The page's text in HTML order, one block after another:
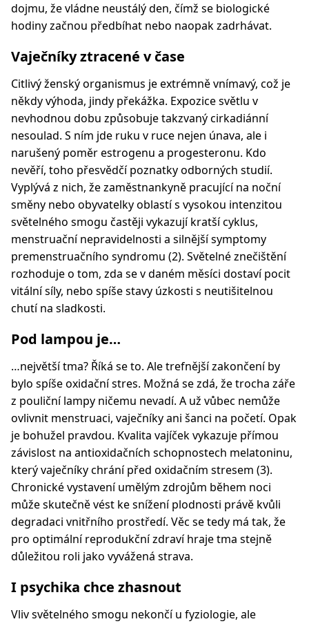
dojmu, že vládne neustálý den, čímž se biologické
hodiny začnou předbíhat nebo naopak zadrhávat.
Vaječníky ztracené v čase
Citlivý ženský organismus je extrémně vnímavý, což je
někdy výhoda, jindy překážka. Expozice světlu v
nevhodnou dobu způsobuje takzvaný cirkadiánní
nesoulad. S ním jde ruku v ruce nejen únava, ale i
narušený poměr estrogenu a progesteronu. Kdo
nevěří, toho přesvědčí poznatky odborných studií.
Vyplývá z nich, že zaměstnankyně pracující na noční
směny nebo obyvatelky oblastí s vysokou intenzitou
světelného smogu častěji vykazují kratší cyklus,
menstruační nepravidelnosti a silnější symptomy
premenstruačního syndromu (2). Světelné znečištění
rozhoduje o tom, zda se v daném měsíci dostaví pocit
vitální síly, nebo spíše stavy úzkosti s neutišitelnou
chutí na sladkosti.
Pod lampou je…
…největší tma? Říká se to. Ale trefnější zakončení by
bylo spíše oxidační stres. Možná se zdá, že trocha záře
z pouliční lampy ničemu nevadí. A už vůbec nemůže
ovlivnit menstruaci, vaječníky ani šanci na početí. Opak
je bohužel pravdou. Kvalita vajíček vykazuje přímou
závislost na antioxidačních schopnostech melatoninu,
který vaječníky chrání před oxidačním stresem (3).
Chronické vystavení umělým zdrojům během noci
může skutečně vést ke snížení plodnosti právě kvůli
degradaci vnitřního prostředí. Věc se tedy má tak, že
pro optimální reprodukční zdraví hraje tma stejně
důležitou roli jako vyvážená strava.
I psychika chce zhasnout
Vliv světelného smogu nekončí u fyziologie, ale